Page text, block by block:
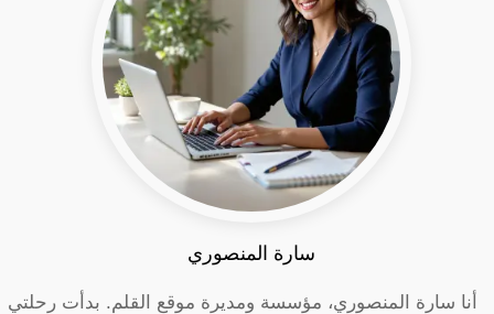
سارة المنصوري
أنا سارة المنصوري، مؤسسة ومديرة موقع القلم. بدأت رحلتي